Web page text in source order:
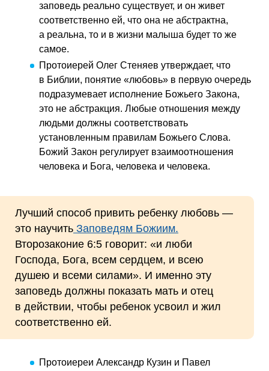
заповедь реально существует, и он живет
соответственно ей, что она не абстрактна,
а реальна, то и в жизни малыша будет то же
самое.
Протоиерей Олег Стеняев утверждает, что
в Библии, понятие «любовь» в первую очередь
подразумевает исполнение Божьего Закона,
это не абстракция. Любые отношения между
людьми должны соответствовать
установленным правилам Божьего Слова.
Божий Закон регулирует взаимоотношения
человека и Бога, человека и человека.
Лучший способ привить ребенку любовь —
это научить Заповедям Божиим.
Второзаконие 6:5 говорит: «и люби
Господа, Бога, всем сердцем, и всею
душею и всеми силами». И именно эту
заповедь должны показать мать и отец
в действии, чтобы ребенок усвоил и жил
соответственно ей.
Протоиереи Александр Кузин и Павел